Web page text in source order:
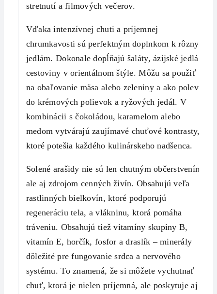
stretnutí a filmových večerov.
Vďaka intenzívnej chuti a príjemnej
chrumkavosti sú perfektným doplnkom k rôznym
jedlám. Dokonale dopĺňajú šaláty, ázijské jedlá a
cestoviny v orientálnom štýle. Môžu sa použiť aj
na obaľovanie mäsa alebo zeleniny a ako poleva
do krémových polievok a ryžových jedál. V
kombinácii s čokoládou, karamelom alebo
medom vytvárajú zaujímavé chuťové kontrasty,
ktoré potešia každého kulinárskeho nadšenca.
Solené arašidy nie sú len chutným občerstvením,
ale aj zdrojom cenných živín. Obsahujú veľa
rastlinných bielkovín, ktoré podporujú
regeneráciu tela, a vlákninu, ktorá pomáha
tráveniu. Obsahujú tiež vitamíny skupiny B,
vitamín E, horčík, fosfor a draslík – minerály
dôležité pre fungovanie srdca a nervového
systému. To znamená, že si môžete vychutnať
chuť, ktorá je nielen príjemná, ale poskytuje aj